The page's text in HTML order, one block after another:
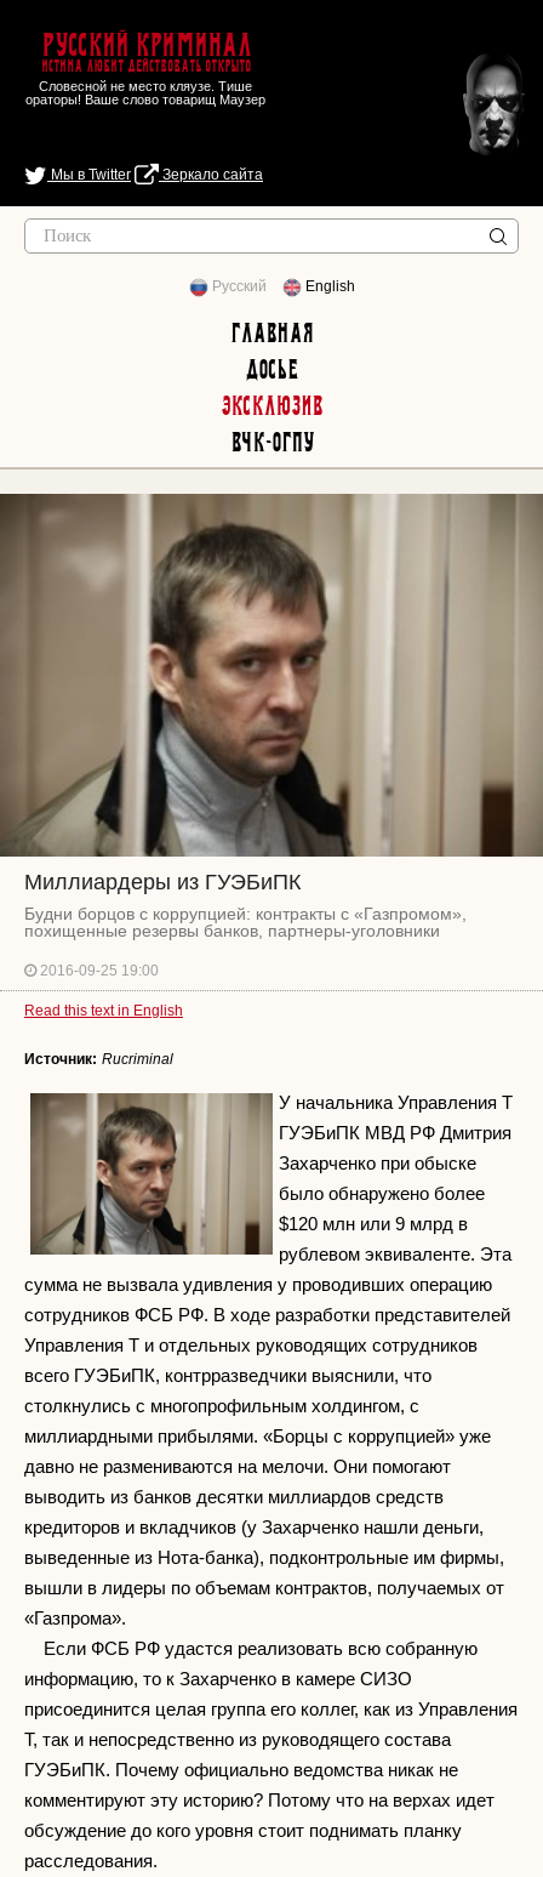
Русский Криминал
Истина любит действовать открыто
Словесной не место кляузе. Тише
ораторы! Ваше слово товарищ Маузер
Мы в Twitter Зеркало сайта
Русский English
Главная
Досье
Эксклюзив
ВЧК-ОГПУ
Миллиардеры из ГУЭБиПК
Будни борцов с коррупцией: контракты с «Газпромом»,
похищенные резервы банков, партнеры-уголовники
2016-09-25 19:00
Read this text in English
Источник: Rucriminal
У начальника Управления Т
ГУЭБиПК МВД РФ Дмитрия
Захарченко при обыске
было обнаружено более
$120 млн или 9 млрд в
рублевом эквиваленте. Эта
сумма не вызвала удивления у проводивших операцию
сотрудников ФСБ РФ. В ходе разработки представителей
Управления Т и отдельных руководящих сотрудников
всего ГУЭБиПК, контрразведчики выяснили, что
столкнулись с многопрофильным холдингом, с
миллиардными прибылями. «Борцы с коррупцией» уже
давно не размениваются на мелочи. Они помогают
выводить из банков десятки миллиардов средств
кредиторов и вкладчиков (у Захарченко нашли деньги,
выведенные из Нота-банка), подконтрольные им фирмы,
вышли в лидеры по объемам контрактов, получаемых от
«Газпрома».
Если ФСБ РФ удастся реализовать всю собранную
информацию, то к Захарченко в камере СИЗО
присоединится целая группа его коллег, как из Управления
Т, так и непосредственно из руководящего состава
ГУЭБиПК. Почему официально ведомства никак не
комментируют эту историю? Потому что на верхах идет
обсуждение до кого уровня стоит поднимать планку
расследования.